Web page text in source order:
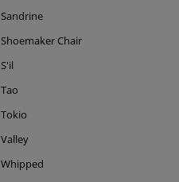
Sandrine
Shoemaker Chair
S'il
Tao
Tokio
Valley
Whipped